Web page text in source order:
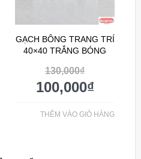
GẠCH BÔNG TRANG TRÍ
40×40 TRẮNG BÓNG
130,000₫
100,000₫
THÊM VÀO GIỎ HÀNG